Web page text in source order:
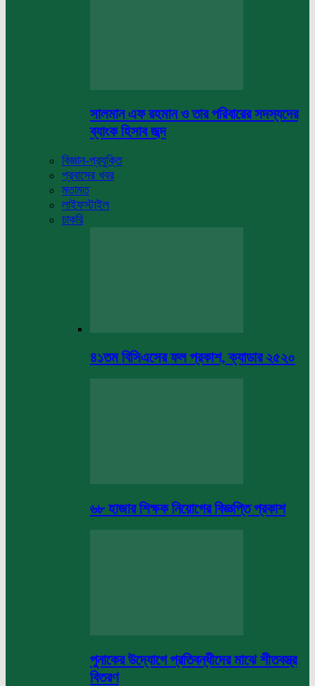
সালমান এফ রহমান ও তার পরিবারের সদস্যদের
ব্যাংক হিসাব জব্দ
বিজ্ঞান-প্রযুক্তি
প্রবাসের খবর
মতামত
লাইফস্টাইল
চাকরি
৪১তম বিসিএসের ফল প্রকাশ, ক্যাডার ২৫২০
৬৮ হাজার শিক্ষক নিয়োগের বিজ্ঞপ্তি প্রকাশ
পুনাকের উদ্যোগে প্রতিবন্ধীদের মাঝে শীতবস্ত্র
বিতরণ